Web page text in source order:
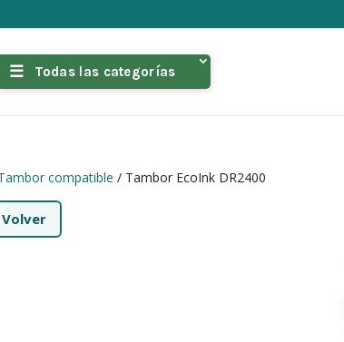
Todas las categorías
compatible / Tambor EcoInk DR2400
Volver